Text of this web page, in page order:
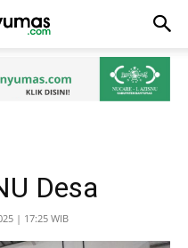
Desa
| 17:25 WIB